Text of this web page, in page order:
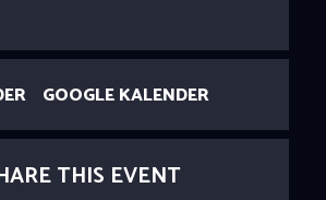
GOOGLE KALENDER
THIS EVENT